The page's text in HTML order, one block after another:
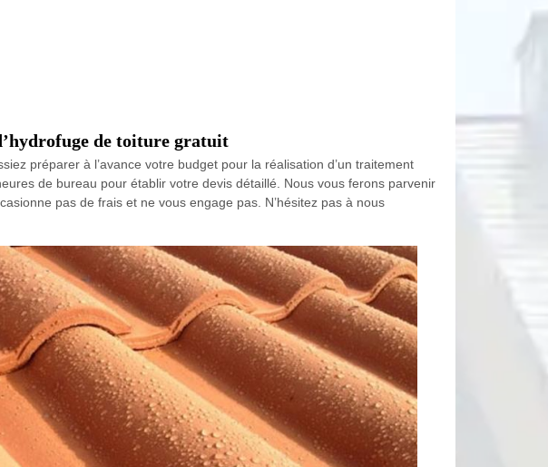
de toiture gratuit
préparer à l’avance votre budget pour la réalisation d’un traitement
de bureau pour établir votre devis détaillé. Nous vous ferons parvenir
pas de frais et ne vous engage pas. N’hésitez pas à nous